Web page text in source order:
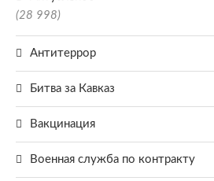
(28 998)
Антитеррор
Битва за Кавказ
Вакцинация
Военная служба по контракту